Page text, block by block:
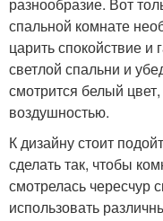
спальной комнате
царить спокойствие
светлой спальни и
смотрится белый
воздушностью.
К дизайну стоит
сделать так, чтобы
смотрелась чересчур
использовать